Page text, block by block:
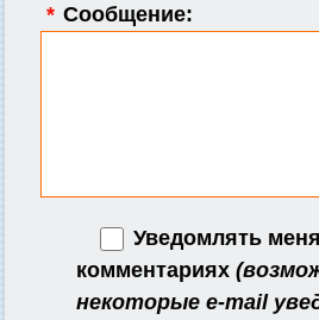
* Сообщение:
Уведомлять
комментариях
некоторые e-mail